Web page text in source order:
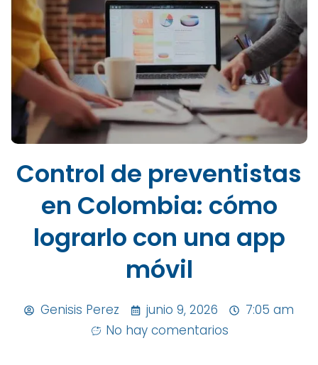
Control de preventistas
en Colombia: cómo
lograrlo con una app
móvil
Genisis Perez junio 9, 2026
7:05 am
No hay comentarios